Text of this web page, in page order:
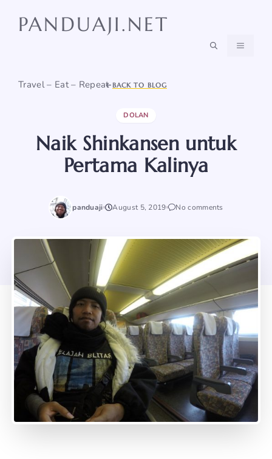
PANDUAJI.NET
Travel – Eat – Repeat
MENU
BACK TO BLOG
DOLAN
Naik Shinkansen untuk
Pertama Kalinya
panduaji August 5, 2019 No comments